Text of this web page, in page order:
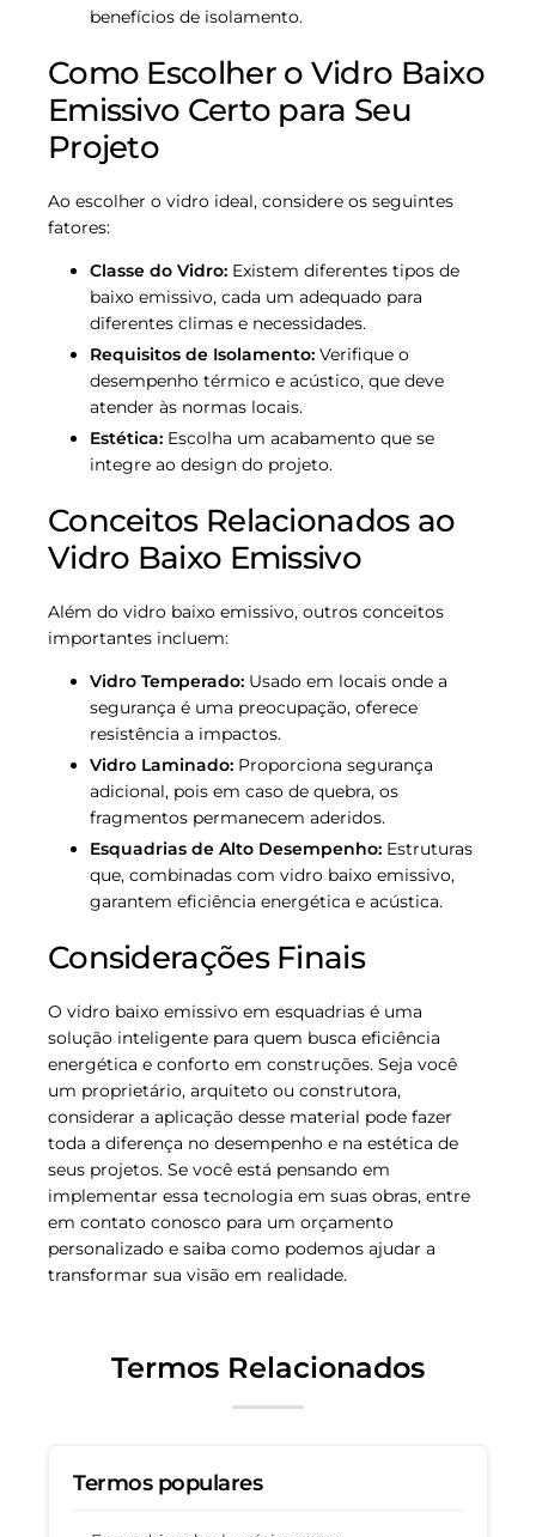
benefícios de isolamento.
Como Escolher o Vidro Baixo
Emissivo Certo para Seu
Projeto
Ao escolher o vidro ideal, considere os seguintes
fatores:
Classe do Vidro: Existem diferentes tipos de
baixo emissivo, cada um adequado para
diferentes climas e necessidades.
Requisitos de Isolamento: Verifique o
desempenho térmico e acústico, que deve
atender às normas locais.
Estética: Escolha um acabamento que se
integre ao design do projeto.
Conceitos Relacionados ao
Vidro Baixo Emissivo
Além do vidro baixo emissivo, outros conceitos
importantes incluem:
Vidro Temperado: Usado em locais onde a
segurança é uma preocupação, oferece
resistência a impactos.
Vidro Laminado: Proporciona segurança
adicional, pois em caso de quebra, os
fragmentos permanecem aderidos.
Esquadrias de Alto Desempenho: Estruturas
que, combinadas com vidro baixo emissivo,
garantem eficiência energética e acústica.
Considerações Finais
O vidro baixo emissivo em esquadrias é uma
solução inteligente para quem busca eficiência
energética e conforto em construções. Seja você
um proprietário, arquiteto ou construtora,
considerar a aplicação desse material pode fazer
toda a diferença no desempenho e na estética de
seus projetos. Se você está pensando em
implementar essa tecnologia em suas obras, entre
em contato conosco para um orçamento
personalizado e saiba como podemos ajudar a
transformar sua visão em realidade.
Termos Relacionados
Termos populares